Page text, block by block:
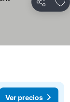
Compartir
Ver precios